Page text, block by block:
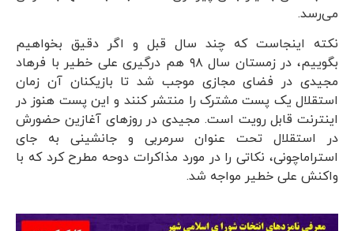
می‌رسد.
نکته اینجاست که چند سال قبل و اگر دقیق بخواهیم
بگوییم، در زمستان سال ۹۸ هم درگیری علی خطیر با فرهاد
مجیدی در فضای مجازی موجب شد تا بازیکنان آن زمان
استقلال یک پست مشترک را منتشر کنند و این پست هنوز در
اینترنت قابل رویت است. مجیدی در روزهای آغازین حضورش
در استقلال تحت عنوان سرمربی و جانشینی به جای
استراماچونی، نکاتی را در مورد مذاکرات دوحه مطرح کرد که با
واکنش علی خطیر مواجه شد.